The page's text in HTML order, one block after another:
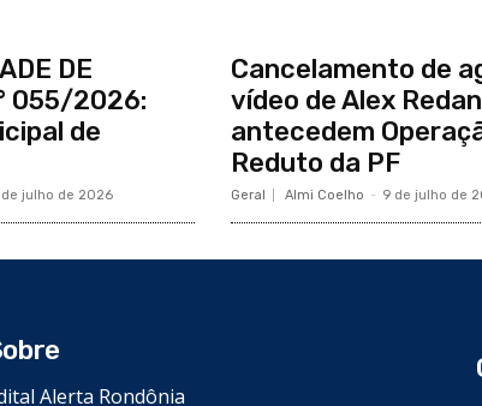
DE
055/2026:
de
de julho de 2026
Cancelamento de
vídeo de Alex
antecedem
Reduto da PF
Geral Almi Coelho - 9 de julho de
Alerta Rondônia